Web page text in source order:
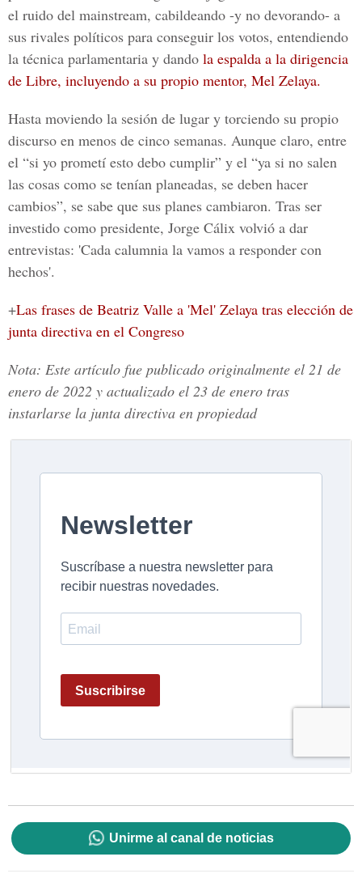
el ruido del mainstream, cabildeando -y no devorando- a
sus rivales políticos para conseguir los votos, entendiendo
la técnica parlamentaria y dando la espalda a la dirigencia
de Libre, incluyendo a su propio mentor, Mel Zelaya.
Hasta moviendo la sesión de lugar y torciendo su propio
discurso en menos de cinco semanas. Aunque claro, entre
el “si yo prometí esto debo cumplir” y el “ya si no salen
las cosas como se tenían planeadas, se deben hacer
cambios”, se sabe que sus planes cambiaron. Tras ser
investido como presidente, Jorge Cálix volvió a dar
entrevistas: 'Cada calumnia la vamos a responder con
hechos'.
+Las frases de Beatriz Valle a 'Mel' Zelaya tras elección de
junta directiva en el Congreso
Nota: Este artículo fue publicado originalmente el 21 de
enero de 2022 y actualizado el 23 de enero tras
instarlarse la junta directiva en propiedad
Unirme al canal de noticias